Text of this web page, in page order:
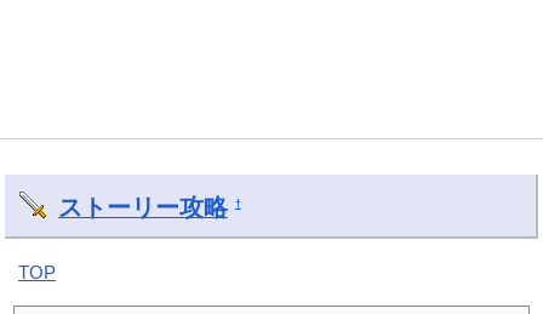
ストーリー攻略 †
TOP